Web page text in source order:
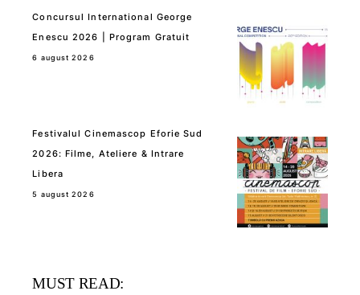
Concursul International George
Enescu 2026 | Program Gratuit
6 august 2026
Festivalul Cinemascop Eforie Sud
2026: Filme, Ateliere & Intrare
Libera
5 august 2026
MUST READ: